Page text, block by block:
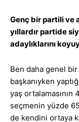
Genç bir partili ve
yıllardır partide
adaylıklarını
Ben daha genel
başkanıyken
yaş ortalamasının
seçmenin yüzde
de kendini ortaya